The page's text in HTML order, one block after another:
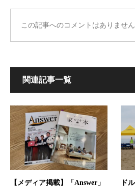
この記事へのコメントはありません
関連記事一覧
【メディア掲載】「Answer」
ド